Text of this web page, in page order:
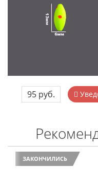
95 руб.
ЗАКОНЧИЛИСЬ